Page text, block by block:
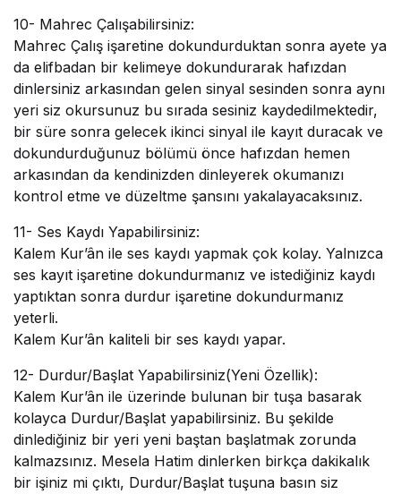
10- Mahrec Çalışabilirsiniz:
Mahrec Çalış işaretine dokundurduktan sonra ayete ya
da elifbadan bir kelimeye dokundurarak hafızdan
dinlersiniz arkasından gelen sinyal sesinden sonra aynı
yeri siz okursunuz bu sırada sesiniz kaydedilmektedir,
bir süre sonra gelecek ikinci sinyal ile kayıt duracak ve
dokundurduğunuz bölümü önce hafızdan hemen
arkasından da kendinizden dinleyerek okumanızı
kontrol etme ve düzeltme şansını yakalayacaksınız.
11- Ses Kaydı Yapabilirsiniz:
Kalem Kur’ân ile ses kaydı yapmak çok kolay. Yalnızca
ses kayıt işaretine dokundurmanız ve istediğiniz kaydı
yaptıktan sonra durdur işaretine dokundurmanız
yeterli.
Kalem Kur’ân kaliteli bir ses kaydı yapar.
12- Durdur/Başlat Yapabilirsiniz(Yeni Özellik):
Kalem Kur’ân ile üzerinde bulunan bir tuşa basarak
kolayca Durdur/Başlat yapabilirsiniz. Bu şekilde
dinlediğiniz bir yeri yeni baştan başlatmak zorunda
kalmazsınız. Mesela Hatim dinlerken birkça dakikalık
bir işiniz mi çıktı, Durdur/Başlat tuşuna basın siz